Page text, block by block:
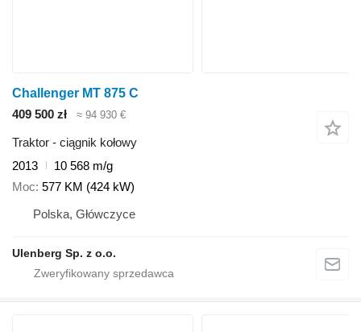
Challenger MT 875 C
409 500 zł
≈ 94 930 €
Traktor - ciągnik kołowy
2013
10 568 m/g
Moc 577 KM (424 kW)
Polska, Główczyce
Ulenberg Sp. z o.o.